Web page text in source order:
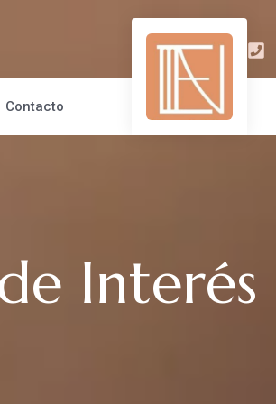
Contacto
Interés